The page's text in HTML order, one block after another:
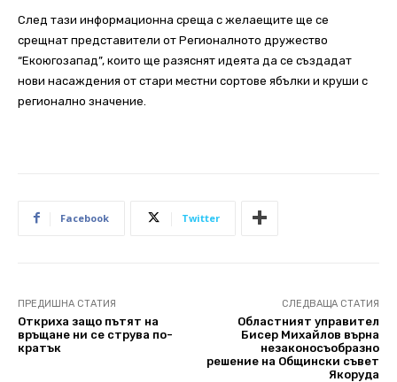
След тази информационна среща с желаещите ще се
срещнат представители от Регионалното дружество
“Екоюгозапад”, които ще разяснят идеята да се създадат
нови насаждения от стари местни сортове ябълки и круши с
регионално значение.
Facebook Twitter
ПРЕДИШНА СТАТИЯ
Откриха защо пътят на
връщане ни се струва по-
кратък
СЛЕДВАЩА СТАТИЯ
Областният управител
Бисер Михайлов върна
незаконосъобразно
решение на Общински съвет
Якоруда